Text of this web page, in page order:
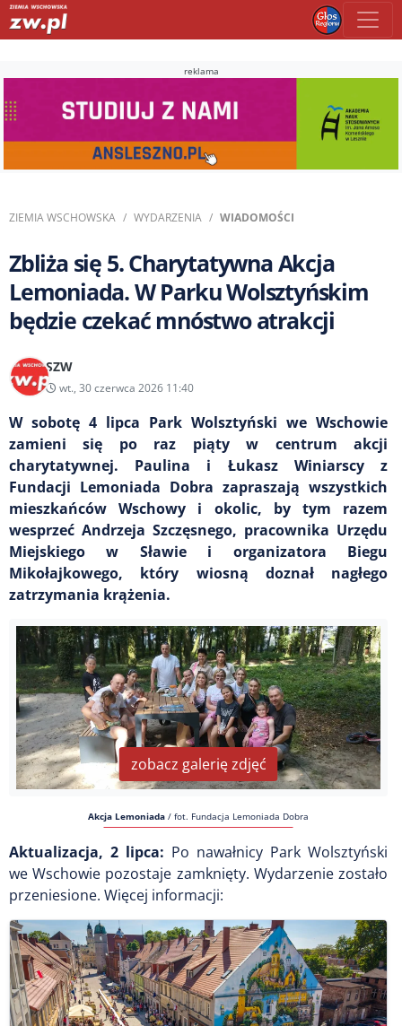
reklama
ZIEMIA WSCHOWSKA WYDARZENIA WIADOMOŚCI
Zbliża się 5. Charytatywna Akcja
Lemoniada. W Parku Wolsztyńskim
będzie czekać mnóstwo atrakcji
SZW
wt., 30 czerwca 2026 11:40
W sobotę 4 lipca Park Wolsztyński we Wschowie
zamieni się po raz piąty w centrum akcji
charytatywnej. Paulina i Łukasz Winiarscy z
Fundacji Lemoniada Dobra zapraszają wszystkich
mieszkańców Wschowy i okolic, by tym razem
wesprzeć Andrzeja Szczęsnego, pracownika Urzędu
Miejskiego w Sławie i organizatora Biegu
Mikołajkowego, który wiosną doznał nagłego
zatrzymania krążenia.
zobacz galerię zdjęć
Akcja Lemoniada / fot. Fundacja Lemoniada Dobra
Aktualizacja, 2 lipca: Po nawałnicy Park Wolsztyński
we Wschowie pozostaje zamknięty. Wydarzenie zostało
przeniesione. Więcej informacji: